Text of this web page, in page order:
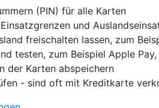
(PIN) für alle Karten
und
freischalten lassen, zum
testen, zum Beispiel Apple
der Karten abspeichern
- sind oft mit Kreditkarte